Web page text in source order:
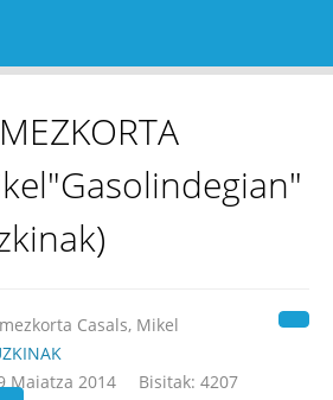
Casals, Mikel
Maiatza 2014
Bisitak: 4207